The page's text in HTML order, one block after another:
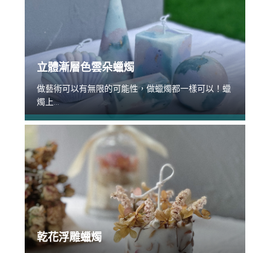
立體漸層色雲朵蠟燭
做藝術可以有無限的可能性，做蠟燭都一樣可以！蠟
燭上...
乾花浮雕蠟燭